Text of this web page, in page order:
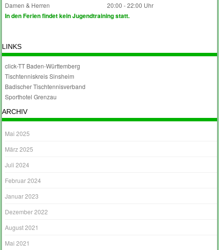
Damen & Herren 20:00 - 22:00 Uhr
In den Ferien findet kein Jugendtraining statt.
LINKS
click-TT Baden-Württemberg
Tischtenniskreis Sinsheim
Badischer Tischtennisverband
Sporthotel Grenzau
ARCHIV
Mai 2025
März 2025
Juli 2024
Februar 2024
Januar 2023
Dezember 2022
August 2021
Mai 2021